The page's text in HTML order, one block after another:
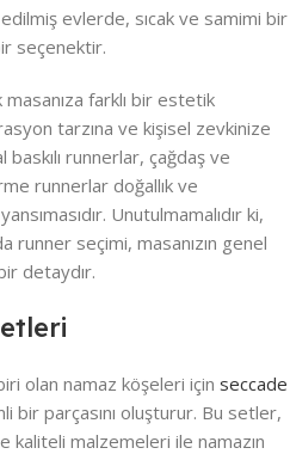
evlerde, sıcak ve samimi bir
seçenektir.
farklı bir estetik
tarzına ve kişisel zevkinize
runnerlar, çağdaş ve
runnerlar doğallık ve
Unutulmamalıdır ki,
runner seçimi, masanızın genel
detaydır.
olan namaz köşeleri için seccade
bir parçasını oluşturur. Bu setler,
kaliteli malzemeleri ile namazın